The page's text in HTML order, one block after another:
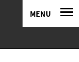
MENU